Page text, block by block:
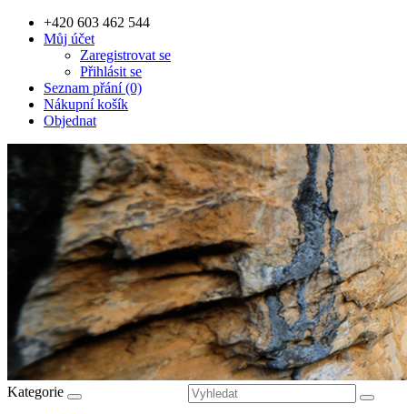
+420 603 462 544
Můj účet
Zaregistrovat se
Přihlásit se
Seznam přání (0)
Nákupní košík
Objednat
Kategorie